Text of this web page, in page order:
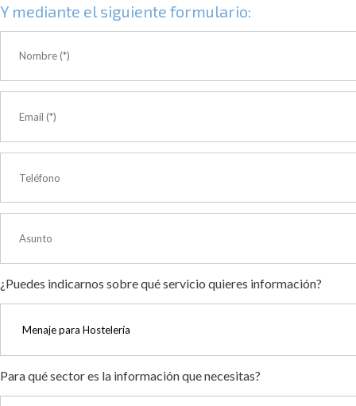
Y mediante el siguiente formulario:
¿Puedes indicarnos sobre qué servicio quieres información?
Para qué sector es la información que necesitas?